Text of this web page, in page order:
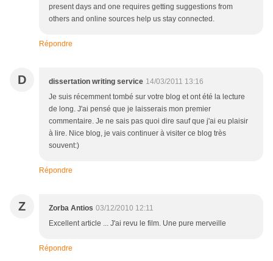
present days and one requires getting suggestions from
others and online sources help us stay connected.
Répondre
D dissertation writing service 14/03/2011 13:16
Je suis récemment tombé sur votre blog et ont été la lecture
de long. J'ai pensé que je laisserais mon premier
commentaire. Je ne sais pas quoi dire sauf que j'ai eu plaisir
à lire. Nice blog, je vais continuer à visiter ce blog très
souvent:)
Répondre
Z Zorba Antios 03/12/2010 12:11
Excellent article ... J'ai revu le film. Une pure merveille
Répondre